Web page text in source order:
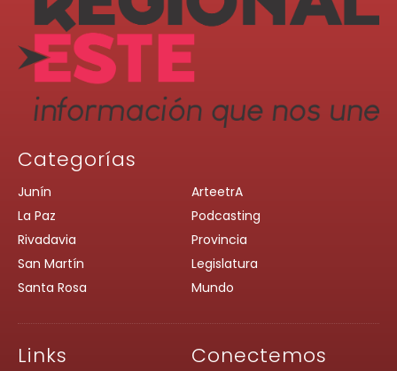
Categorías
Junín
La Paz
Rivadavia
San Martín
Santa Rosa
ArteetrA
Podcasting
Provincia
Legislatura
Mundo
Links Conectemos